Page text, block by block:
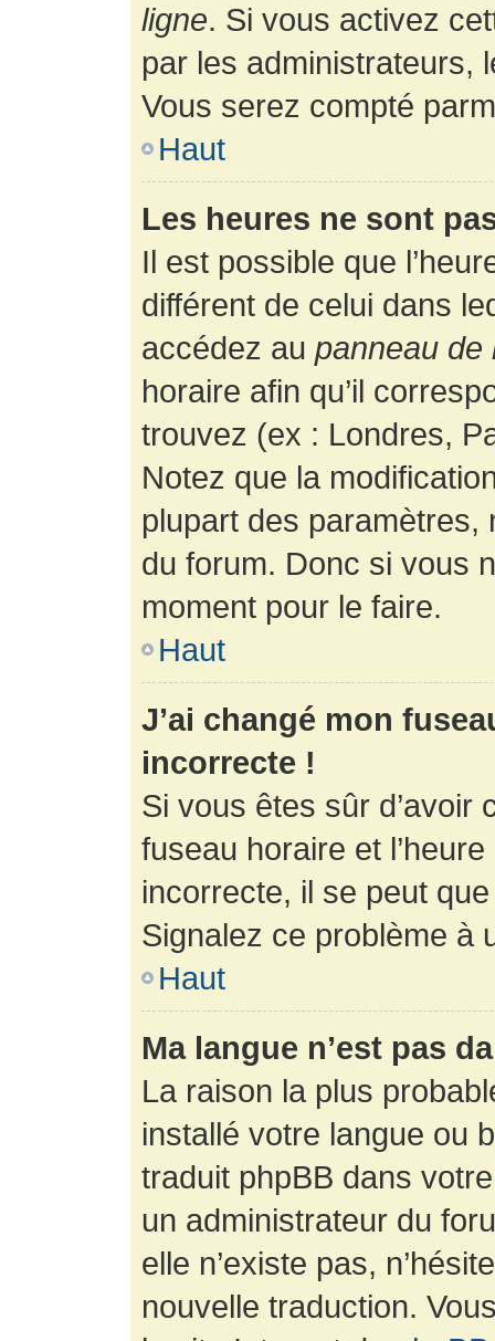
ligne. Si vous activez
par les administrateurs,
Vous serez compté
Haut
Les heures ne sont
Il est possible que
différent de celui dans
accédez au panneau de
horaire afin qu’il
trouvez (ex : Londres,
Notez que la
plupart des paramètres,
du forum. Donc si vous
moment pour le faire.
Haut
J’ai changé mon
incorrecte !
Si vous êtes sûr d’avoir
fuseau horaire et
incorrecte, il se peut
Signalez ce problème à
Haut
Ma langue n’est pas
La raison la plus
installé votre langue ou
traduit phpBB dans
un administrateur du
elle n’existe pas,
nouvelle traduction.